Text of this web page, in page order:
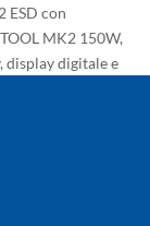
ESD con
MK2 150W,
display digitale e
Versione